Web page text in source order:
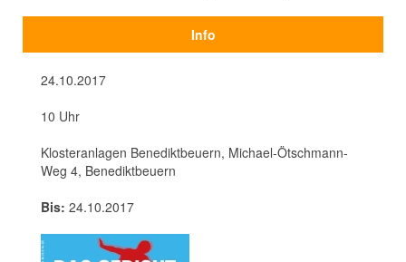
Info
24.10.2017
10 Uhr
Klosteranlagen Benediktbeuern, Michael-Ötschmann-
Weg 4, Benediktbeuern
Bis: 24.10.2017